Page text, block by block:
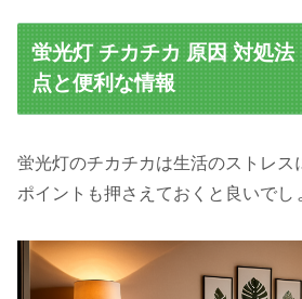
蛍光灯 チカチカ 原因 対処
点と便利な情報
蛍光灯のチカチカは生活のストレス
ポイントも押さえておくと良いでし